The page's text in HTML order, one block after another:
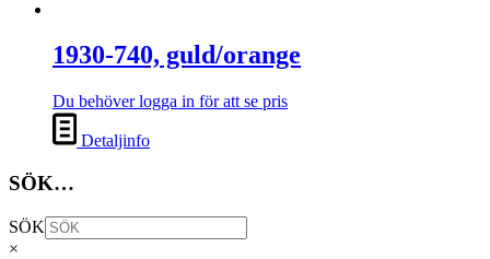
1930-740, guld/orange
Du behöver logga in för att se pris
Detaljinfo
SÖK…
SÖK
×